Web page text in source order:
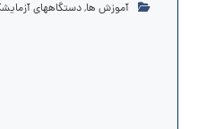
آموزش ها,دستگاههای